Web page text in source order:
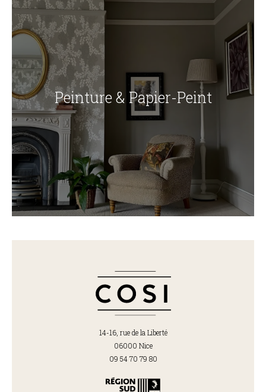
Peinture & Papier-Peint
14-16, rue de la Liberté
06000 Nice
09 54 70 79 80